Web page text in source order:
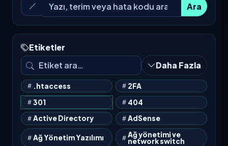
Ara
Etiketler
Daha Fazla
.htaccess
2FA
301
404
Active Directory
AdSense
Ağ Yönetim Yazılımı Ağ yönetimi ve
network switch